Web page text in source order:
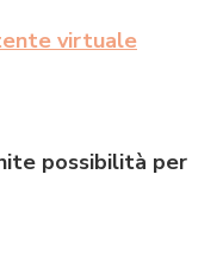
virtuale
possibilità per